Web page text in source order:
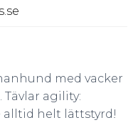
med vacker
Tävlar agility:
helt lättstyrd!